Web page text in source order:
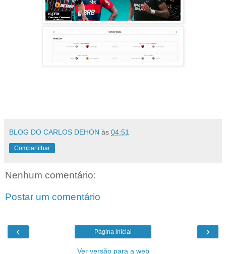
BLOG DO CARLOS DEHON às 04:51
Compartilhar
Nenhum comentário:
Postar um comentário
‹ ›
Página inicial
Ver versão para a web